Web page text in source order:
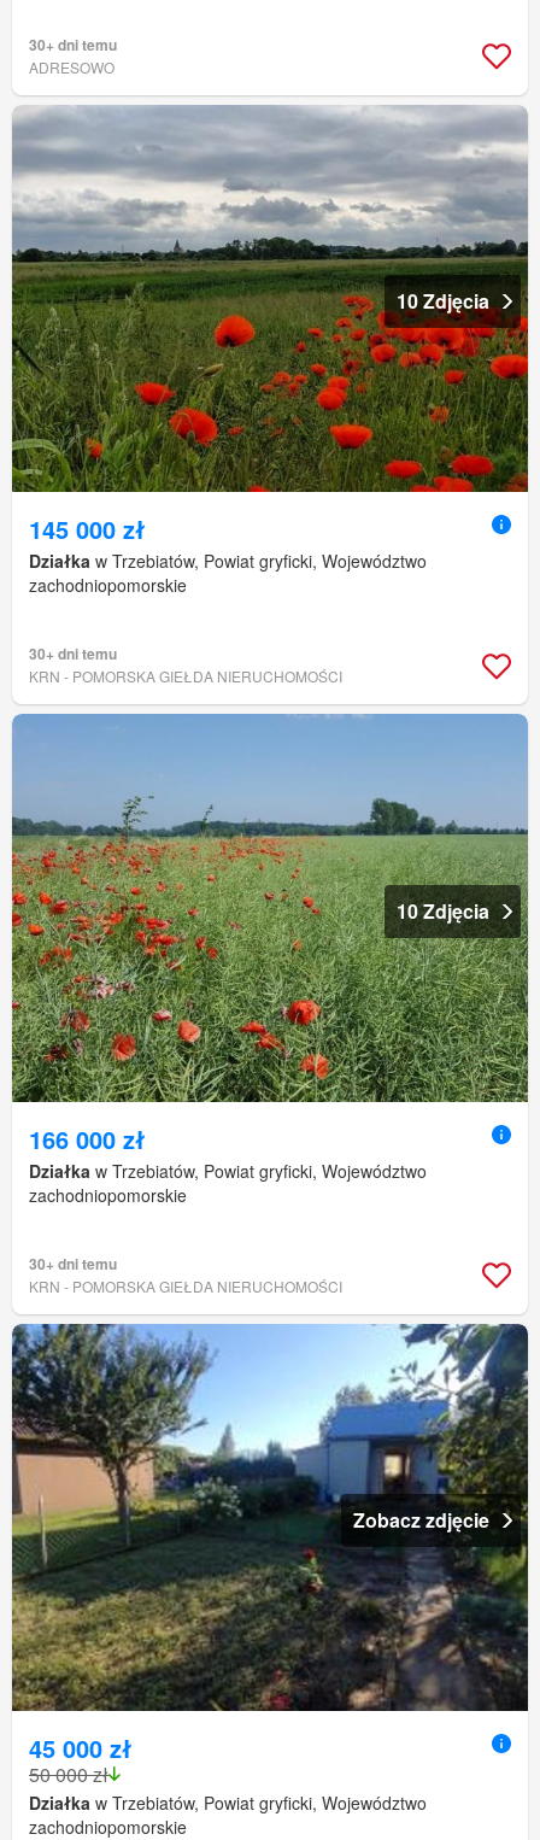
30+ dni temu
ADRESOWO
10 Zdjęcia
145 000 zł
Działka w Trzebiatów, Powiat gryficki, Województwo
zachodniopomorskie
30+ dni temu
KRN - POMORSKA GIEŁDA NIERUCHOMOŚCI
10 Zdjęcia
166 000 zł
Działka w Trzebiatów, Powiat gryficki, Województwo
zachodniopomorskie
30+ dni temu
KRN - POMORSKA GIEŁDA NIERUCHOMOŚCI
Zobacz zdjęcie
45 000 zł
50 000 zł
Działka w Trzebiatów, Powiat gryficki, Województwo
zachodniopomorskie